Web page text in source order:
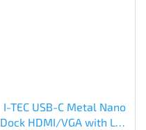
I-TEC USB-C Metal Nano
Dock HDMI/VGA with LAN